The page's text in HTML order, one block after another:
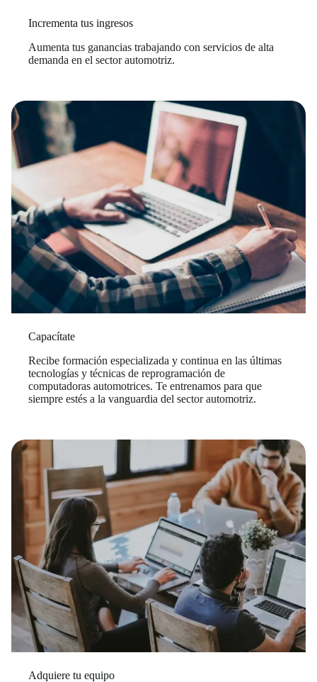
Incrementa tus ingresos
Aumenta tus ganancias trabajando con servicios de alta
demanda en el sector automotriz.
Capacítate
Recibe formación especializada y continua en las últimas
tecnologías y técnicas de reprogramación de
computadoras automotrices. Te entrenamos para que
siempre estés a la vanguardia del sector automotriz.
Adquiere tu equipo